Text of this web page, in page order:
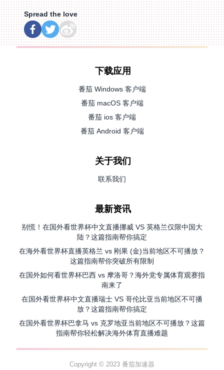
Spread the love
下载应用
番茄 Windows 客户端
番茄 macOS 客户端
番茄 ios 客户端
番茄 Android 客户端
关于我们
联系我们
最新资讯
别慌！在国外看世界杯中文直播挪威 VS 英格兰仅限中国大
陆？这篇指南帮你搞定
在海外看世界杯直播英格兰 vs 刚果 (金)当前地区不可播放？
这篇指南帮你突破所有限制
在国外如何看世界杯巴西 vs 摩洛哥？海外党专属体育观赛指
南来了
在国外看世界杯中文直播瑞士 VS 哥伦比亚当前地区不可播
放？这篇指南帮你搞定
在国外看世界杯巴拿马 vs 克罗地亚当前地区不可播放？这篇
指南帮你轻松解决海外体育直播难题
Copyright © 2023 番茄加速器